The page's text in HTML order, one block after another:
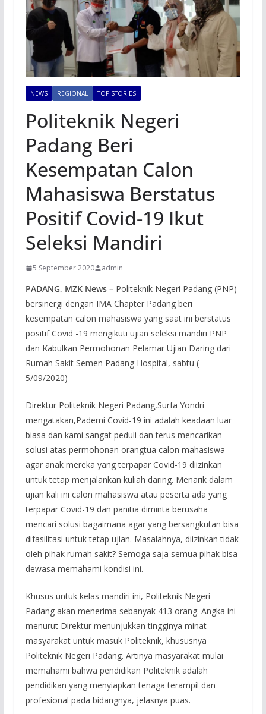
NEWS REGIONAL TOP STORIES
Politeknik Negeri
Padang Beri
Kesempatan Calon
Mahasiswa Berstatus
Positif Covid-19 Ikut
Seleksi Mandiri
5 September 2020 admin
PADANG, MZK News – Politeknik Negeri Padang (PNP)
bersinergi dengan IMA Chapter Padang beri
kesempatan calon mahasiswa yang saat ini berstatus
positif Covid -19 mengikuti ujian seleksi mandiri PNP
dan Kabulkan Permohonan Pelamar Ujian Daring dari
Rumah Sakit Semen Padang Hospital, sabtu (
5/09/2020)
Direktur Politeknik Negeri Padang,Surfa Yondri
mengatakan,Pademi Covid-19 ini adalah keadaan luar
biasa dan kami sangat peduli dan terus mencarikan
solusi atas permohonan orangtua calon mahasiswa
agar anak mereka yang terpapar Covid-19 diizinkan
untuk tetap menjalankan kuliah daring. Menarik dalam
ujian kali ini calon mahasiswa atau peserta ada yang
terpapar Covid-19 dan panitia diminta berusaha
mencari solusi bagaimana agar yang bersangkutan bisa
difasilitasi untuk tetap ujian. Masalahnya, diizinkan tidak
oleh pihak rumah sakit? Semoga saja semua pihak bisa
dewasa memahami kondisi ini.
Khusus untuk kelas mandiri ini, Politeknik Negeri
Padang akan menerima sebanyak 413 orang. Angka ini
menurut Direktur menunjukkan tingginya minat
masyarakat untuk masuk Politeknik, khususnya
Politeknik Negeri Padang. Artinya masyarakat mulai
memahami bahwa pendidikan Politeknik adalah
pendidikan yang menyiapkan tenaga terampil dan
profesional pada bidangnya, jelasnya puas.